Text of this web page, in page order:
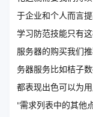
于企业和个人而言
学习防范技能只有
服务器的购买我们
务器服务比如桔子
都表现出色可以为
"需求列表中的其他